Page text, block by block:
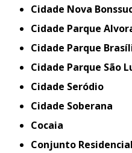
Cidade Nova
Cidade Parque
Cidade Parque
Cidade Parque São
Cidade Seródio
Cidade Soberana
Cocaia
Conjunto